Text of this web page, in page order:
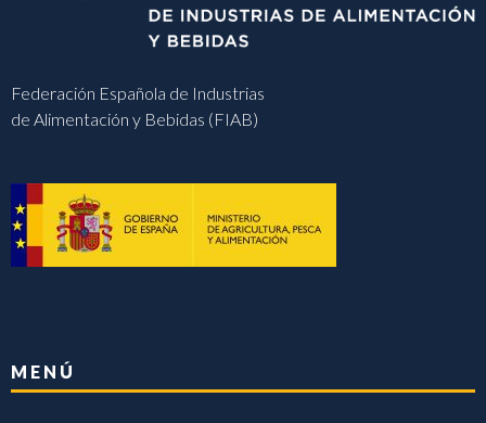
Federación Española de Industrias
de Alimentación y Bebidas (FIAB)
MENÚ